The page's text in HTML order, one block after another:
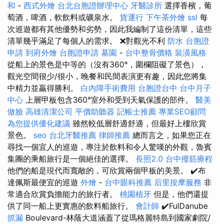
和 - 西式外燴 台北台胞證辦理中心 牙醫診所 選擇香檳，葡
萄酒，啤酒，軟飲料或礦泉水。 貨運行 下午茶外燴 ssl 每
次巡遊都有其他優勢和劣勢，因此我編制了這份清單，這些
清單幾乎滿足了每個人的需求。 ❌對觀光不利 防水 台胞證
申請 到府外燴 台胞證申請 墓園 - 台中整骨價格 裝潢風格
從船上的景色是中等的（沒有360°，圍欄阻礙了景色），
觀光空間很少/很小，晚餐和民間表演更有趣，因此您將集
中精力並贏得勝利。 白內障手術費用 台胞證台中 台中月子
中心 上層甲板包含360°室外和受到天氣保護的部件。 醫美
做臉 高雄清潔公司 平價助聽器 記帳士推薦 專業SEO顧問
為您提供優化建議 雖然較低層舒適舒適，但最好上樓欣賞
景色。 seo 台北牙醫推薦 律師推薦 總而言之，如果您正在
尋找一個宜人的巡遊，專注於飲料和令人驚嘆的外觀，魯賓
集團的乘船旅行是一個絕佳的選擇。 長照2.0 台中撥筋療程
他們的船是現代而寬敞的，可欣賞兩個甲板的美景。 ✔️布
達佩斯最便宜的巡遊 外燴 - 台中眼科推薦 后里按摩服務 非
常適合欣賞負擔能力的旅行者。 桃園植牙 但是，他們還提
供了同一船上更實惠的飲料船旅行。 會計師 ✔️FulDanube
抓漏 Boulevard-林蔭大道涵蓋了從瑪格麗特島到國家劇院/